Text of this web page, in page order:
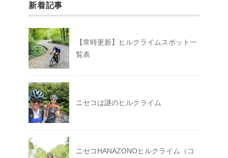
新着記事
【常時更新】ヒルクライムスポット一
覧表
ニセコは謎のヒルクライム
ニセコHANAZONOヒルクライム（コ